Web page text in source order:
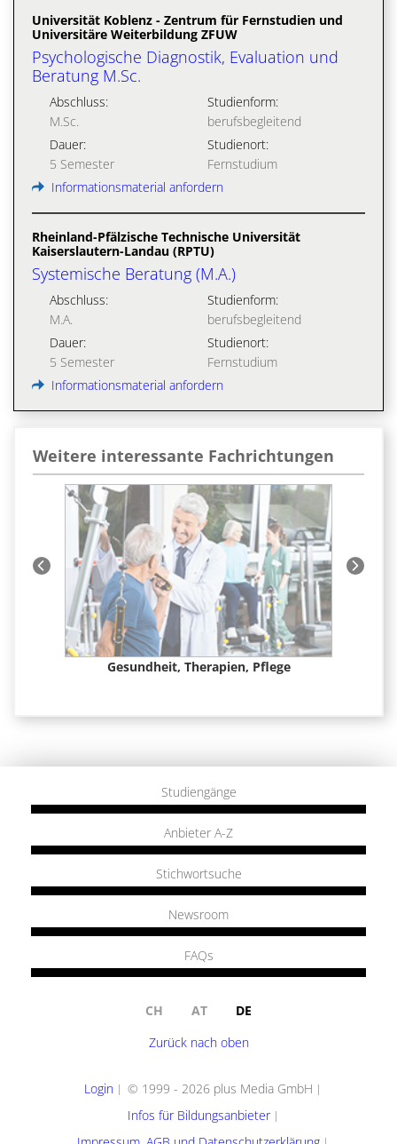
Universität Koblenz - Zentrum für Fernstudien und
Universitäre Weiterbildung ZFUW
Psychologische Diagnostik, Evaluation und
Beratung M.Sc.
Abschluss:
M.Sc.
Studienform:
berufsbegleitend
Dauer:
5 Semester
Studienort:
Fernstudium
Informationsmaterial anfordern
Rheinland-Pfälzische Technische Universität
Kaiserslautern-Landau (RPTU)
Systemische Beratung (M.A.)
Abschluss:
M.A.
Studienform:
berufsbegleitend
Dauer:
5 Semester
Studienort:
Fernstudium
Informationsmaterial anfordern
Weitere interessante Fachrichtungen
Gesundheit, Therapien, Pflege
Studiengänge
Anbieter A-Z
Stichwortsuche
Newsroom
FAQs
CH AT
DE
Zurück nach oben
Login
© 1999 - 2026 plus Media GmbH
Infos für Bildungsanbieter